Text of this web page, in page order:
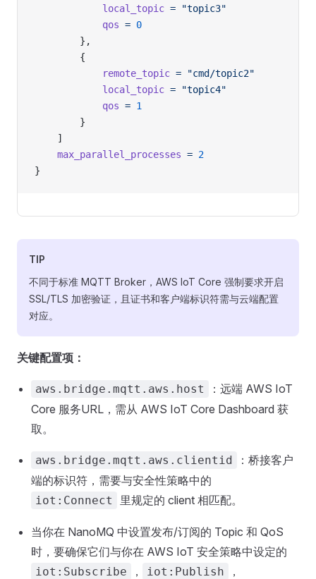
			local_topic
= "topic3"
			qos
= 0
		},
		{
			remote_topic
= "cmd/topic2"
			local_topic
= "topic4"
			qos
= 1
		}
	]
	max_parallel_processes
= 2
}
TIP
不同于标准 MQTT Broker，AWS IoT Core 强制要求开启
SSL/TLS 加密验证，且证书和客户端标识符需与云端配置
对应。
关键配置项：
aws.bridge.mqtt.aws.host
：远端 AWS IoT
Core 服务URL，需从 AWS IoT Core Dashboard 获
取。
aws.bridge.mqtt.aws.clientid
：桥接客户
端的标识符，需要与安全性策略中的
iot:Connect 里规定的 client 相匹配。
当你在 NanoMQ 中设置发布/订阅的 Topic 和 QoS
时，要确保它们与你在 AWS IoT 安全策略中设定的
iot:Subscribe ， iot:Publish ，